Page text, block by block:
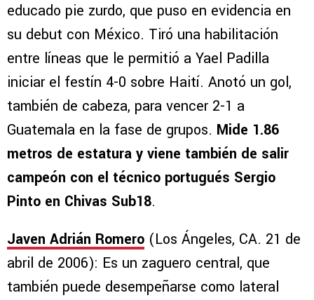
educado pie zurdo, que puso en evidencia en
su debut con México. Tiró una habilitación
entre líneas que le permitió a Yael Padilla
iniciar el festín 4-0 sobre Haití. Anotó un gol,
también de cabeza, para vencer 2-1 a
Guatemala en la fase de grupos. Mide 1.86
metros de estatura y viene también de salir
campeón con el técnico portugués Sergio
Pinto en Chivas Sub18.
Javen Adrián Romero (Los Ángeles, CA. 21 de
abril de 2006): Es un zaguero central, que
también puede desempeñarse como lateral